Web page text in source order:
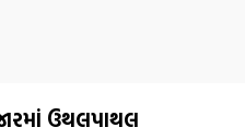
ઉથલપાથલ